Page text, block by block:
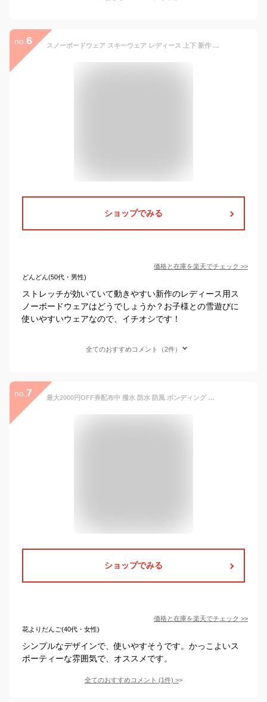
no. 6 スノーボードウェア スキーウェア レディース 上下 新作 SECRET GARDEN/GRANDE(グランデ)送料無料 スキー 対応 人気 スノボウェア 上下セット スノーボード ウエア ストレッチ ウェアー
ショップでみる
価格と在庫を楽天でチェック >>
どんどん(50代・男性)
ストレッチが効いていて動きやすい新作のレディース用ス
ノーボードウェアはどうでしょうか？お子様との雪遊びに
使いやすいウェアなので、イチオシです！
全てのおすすめコメント（2件）
no. 7 最大2000円OFF券配布中 撥水 防水 防風 ボンディング プルオーバー パーカー フィルム入り3層 ブロックテック メンズ レディース ストレッチ スノーボードウェア スキーウェア スノボウェア ボードウェア スノボ スノーボード スキー ウェア ウエア age-76FB
ショップでみる
価格と在庫を楽天でチェック >>
花よりだんご(40代・女性)
シンプルなデザインで、使いやすそうです。かっこよいス
ポーティーな雰囲気で、オススメです。
全てのおすすめコメント (1件) >